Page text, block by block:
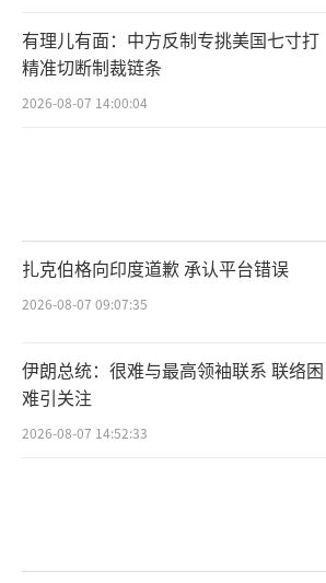
有理儿有面：中方反制专挑美国七寸打
精准切断制裁链条
2026-08-07 14:00:04
扎克伯格向印度道歉 承认平台错误
2026-08-07 09:07:35
伊朗总统：很难与最高领袖联系 联络困
难引关注
2026-08-07 14:52:33